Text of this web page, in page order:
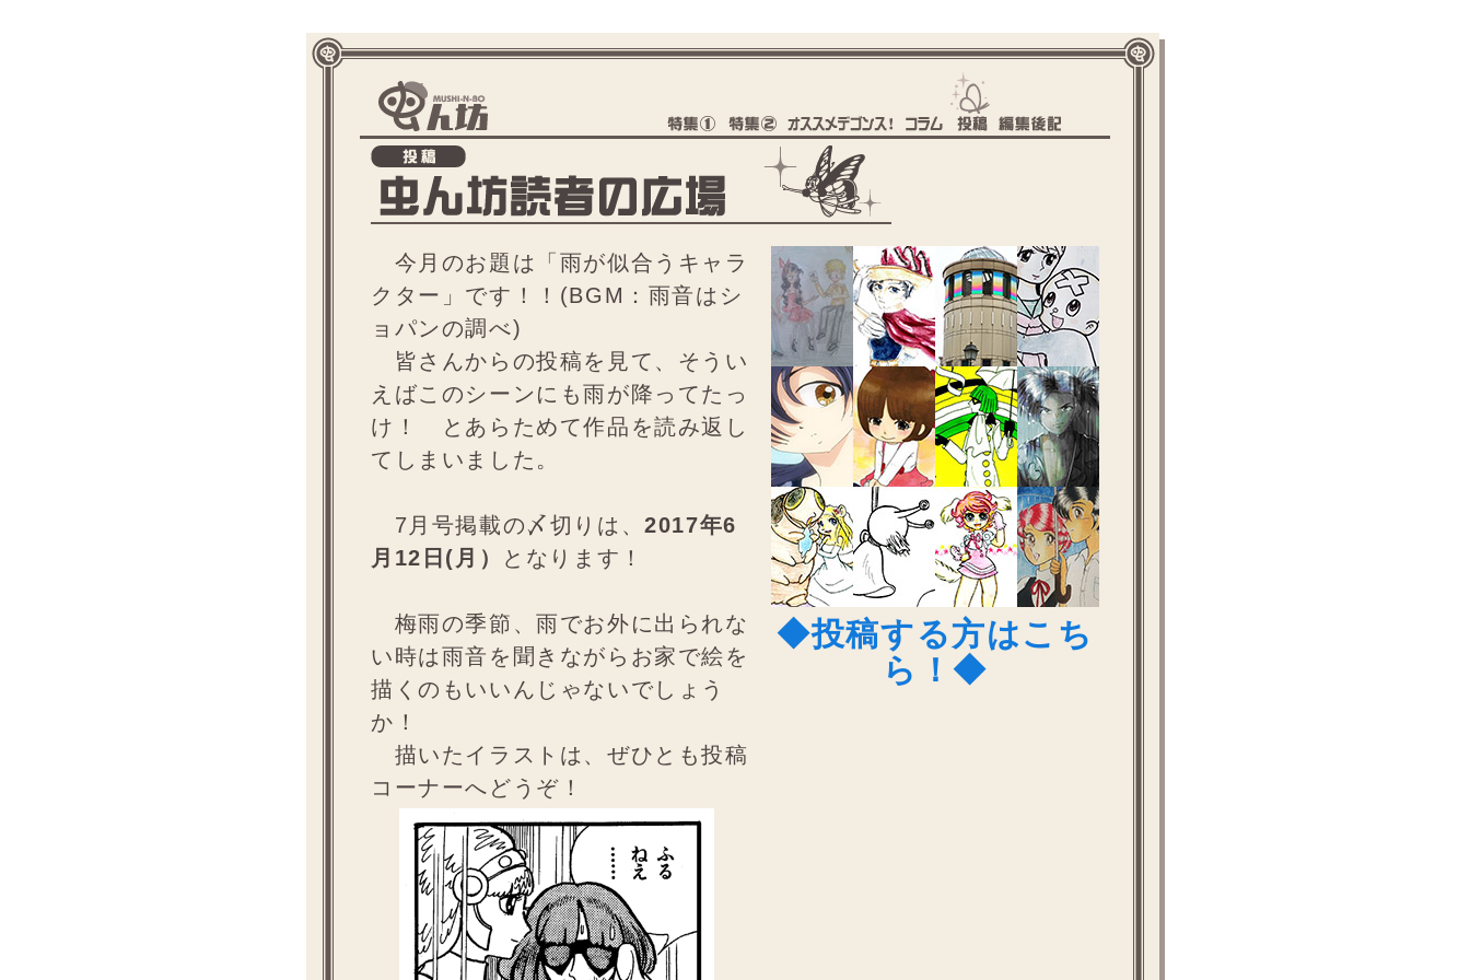
◆投稿する方はこち
ら！◆
今月のお題は「雨が似合うキャラ
クター」です！！(BGM：雨音はシ
ョパンの調べ)
皆さんからの投稿を見て、そうい
えばこのシーンにも雨が降ってたっ
け！ とあらためて作品を読み返し
てしまいました。
7月号掲載の〆切りは、2017年6
月12日(月）
となります！
梅雨の季節、雨でお外に出られな
い時は雨音を聞きながらお家で絵を
描くのもいいんじゃないでしょう
か！
描いたイラストは、ぜひとも投稿
コーナーへどうぞ！